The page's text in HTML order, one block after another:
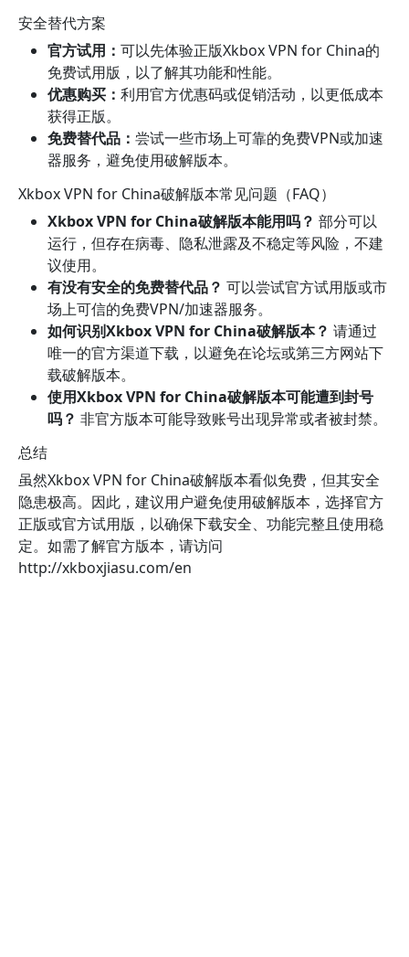
安全替代方案
官方试用： 可以先体验正版Xkbox VPN for China的
免费试用版，以了解其功能和性能。
优惠购买： 利用官方优惠码或促销活动，以更低成本
获得正版。
免费替代品： 尝试一些市场上可靠的免费VPN或加速
器服务，避免使用破解版本。
Xkbox VPN for China破解版本常见问题（FAQ）
Xkbox VPN for China破解版本能用吗？ 部分可以
运行，但存在病毒、隐私泄露及不稳定等风险，不建
议使用。
有没有安全的免费替代品？ 可以尝试官方试用版或市
场上可信的免费VPN/加速器服务。
如何识别Xkbox VPN for China破解版本？ 请通过
唯一的官方渠道下载，以避免在论坛或第三方网站下
载破解版本。
使用Xkbox VPN for China破解版本可能遭到封号
吗？ 非官方版本可能导致账号出现异常或者被封禁。
总结
虽然Xkbox VPN for China破解版本看似免费，但其安全
隐患极高。因此，建议用户避免使用破解版本，选择官方
正版或官方试用版，以确保下载安全、功能完整且使用稳
定。如需了解官方版本，请访问
http://xkboxjiasu.com/en